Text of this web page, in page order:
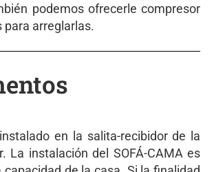
podemos ofrecerle compresor
arreglarlas.
en la salita-recibidor de la
La instalación del SOFÁ-CAMA es